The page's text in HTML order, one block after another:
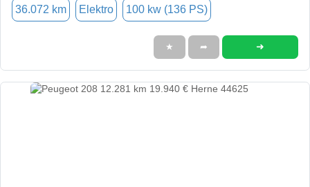
36.072 km Elektro 100 kw (136 PS)
★ ➦ ➜